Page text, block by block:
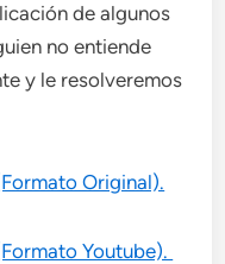
de algunos
no entiende
y le resolveremos
Original).
Youtube).